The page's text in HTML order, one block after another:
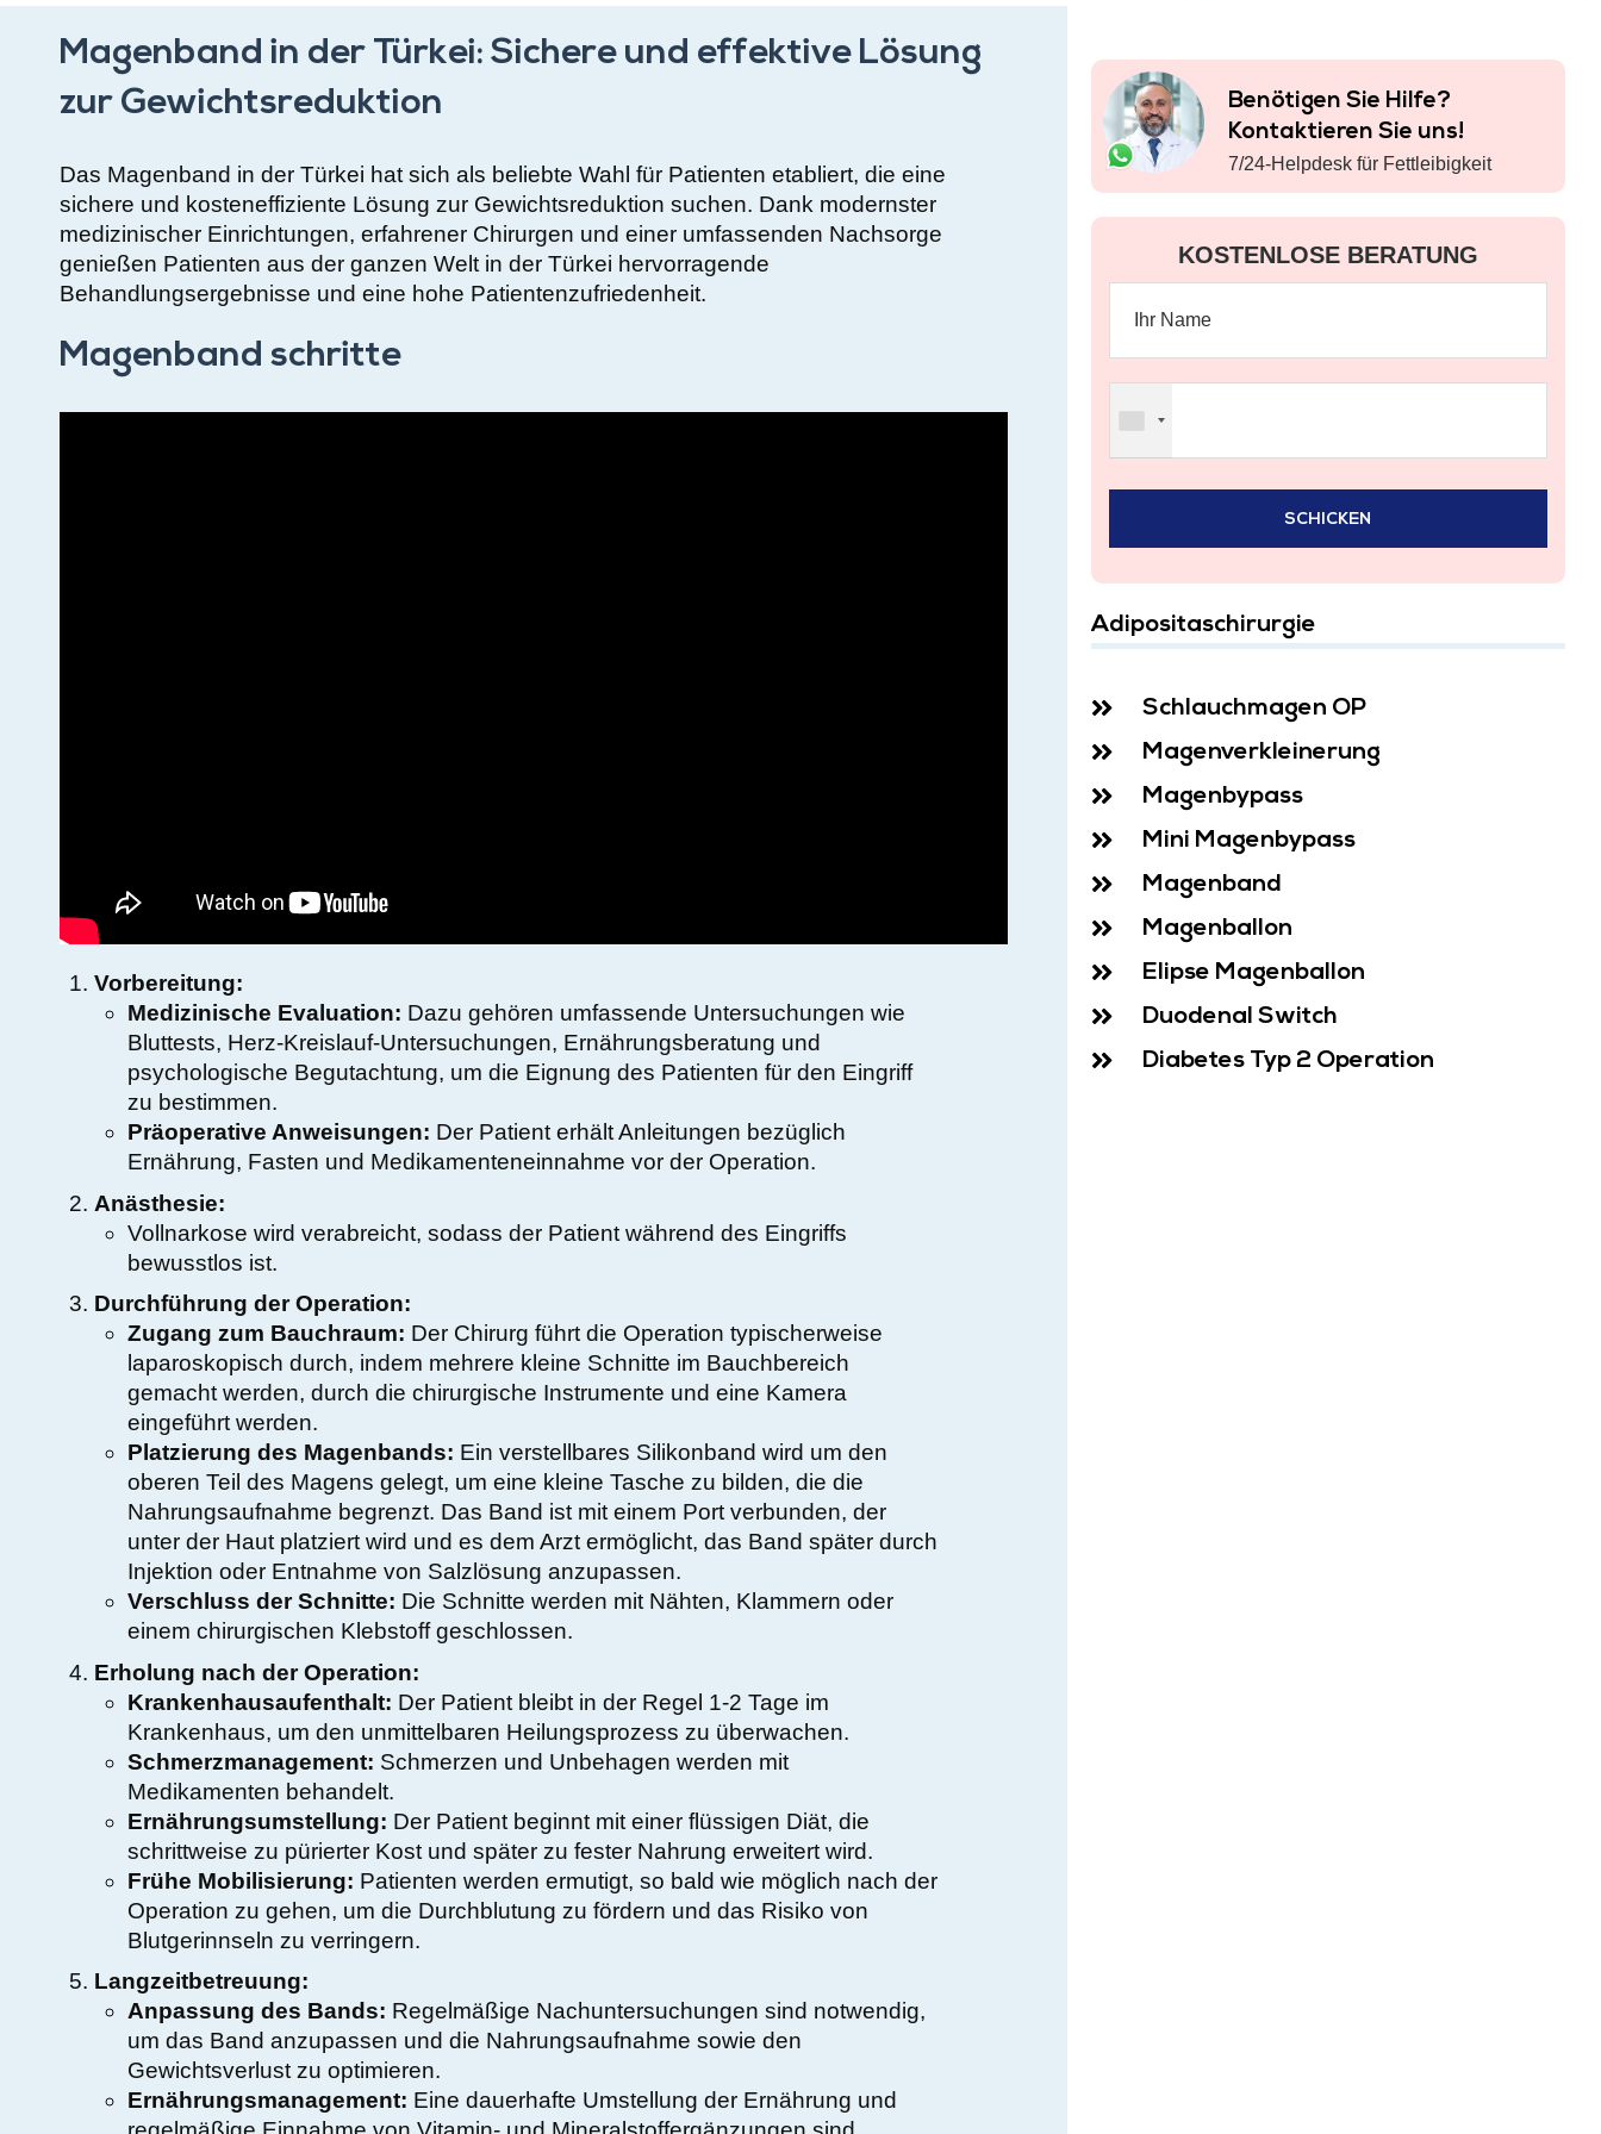
Magenband in der Türkei: Sichere und effektive Lösung
zur Gewichtsreduktion
Das Magenband in der Türkei hat sich als beliebte Wahl für Patienten etabliert, die eine
sichere und kosteneffiziente Lösung zur Gewichtsreduktion suchen. Dank modernster
medizinischer Einrichtungen, erfahrener Chirurgen und einer umfassenden Nachsorge
genießen Patienten aus der ganzen Welt in der Türkei hervorragende
Behandlungsergebnisse und eine hohe Patientenzufriedenheit.
Magenband schritte
Vorbereitung:
Medizinische Evaluation: Dazu gehören umfassende Untersuchungen wie
Bluttests, Herz-Kreislauf-Untersuchungen, Ernährungsberatung und
psychologische Begutachtung, um die Eignung des Patienten für den Eingriff
zu bestimmen.
Präoperative Anweisungen: Der Patient erhält Anleitungen bezüglich
Ernährung, Fasten und Medikamenteneinnahme vor der Operation.
Anästhesie:
Vollnarkose wird verabreicht, sodass der Patient während des Eingriffs
bewusstlos ist.
Durchführung der Operation:
Zugang zum Bauchraum: Der Chirurg führt die Operation typischerweise
laparoskopisch durch, indem mehrere kleine Schnitte im Bauchbereich
gemacht werden, durch die chirurgische Instrumente und eine Kamera
eingeführt werden.
Platzierung des Magenbands: Ein verstellbares Silikonband wird um den
oberen Teil des Magens gelegt, um eine kleine Tasche zu bilden, die die
Nahrungsaufnahme begrenzt. Das Band ist mit einem Port verbunden, der
unter der Haut platziert wird und es dem Arzt ermöglicht, das Band später durch
Injektion oder Entnahme von Salzlösung anzupassen.
Verschluss der Schnitte: Die Schnitte werden mit Nähten, Klammern oder
einem chirurgischen Klebstoff geschlossen.
Erholung nach der Operation:
Krankenhausaufenthalt: Der Patient bleibt in der Regel 1-2 Tage im
Krankenhaus, um den unmittelbaren Heilungsprozess zu überwachen.
Schmerzmanagement: Schmerzen und Unbehagen werden mit
Medikamenten behandelt.
Ernährungsumstellung: Der Patient beginnt mit einer flüssigen Diät, die
schrittweise zu pürierter Kost und später zu fester Nahrung erweitert wird.
Frühe Mobilisierung: Patienten werden ermutigt, so bald wie möglich nach der
Operation zu gehen, um die Durchblutung zu fördern und das Risiko von
Blutgerinnseln zu verringern.
Langzeitbetreuung:
Anpassung des Bands: Regelmäßige Nachuntersuchungen sind notwendig,
um das Band anzupassen und die Nahrungsaufnahme sowie den
Gewichtsverlust zu optimieren.
Ernährungsmanagement: Eine dauerhafte Umstellung der Ernährung und
Benötigen Sie Hilfe?
Kontaktieren Sie uns!
7/24-Helpdesk für Fettleibigkeit
KOSTENLOSE BERATUNG
Adipositaschirurgie
Schlauchmagen OP
Magenverkleinerung
Magenbypass
Mini Magenbypass
Magenband
Magenballon
Elipse Magenballon
Duodenal Switch
Diabetes Typ 2 Operation